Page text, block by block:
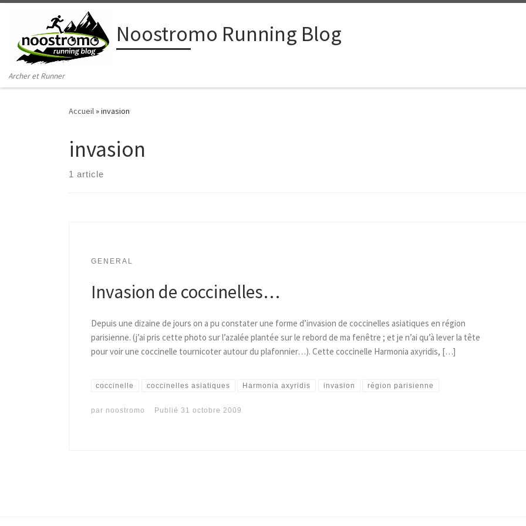
Passer au contenu
Noostromo Running Blog
Archer et Runner
Accueil»invasion
invasion
1 article
GENERAL
Invasion de coccinelles…
Depuis une dizaine de jours on a pu constater une forme d’invasion de coccinelles asiatiques en région
parisienne. (j’ai pris cette photo sur l’azalée plantée sur le rebord de ma fenêtre ; et je n’ai qu’à lever la tête
pour voir une coccinelle tournicoter autour du plafonnier…). Cette coccinelle Harmonia axyridis, […]
coccinelle coccinelles asiatiques Harmonia axyridis invasion région parisienne
par noostromo Publié 31 octobre 2009